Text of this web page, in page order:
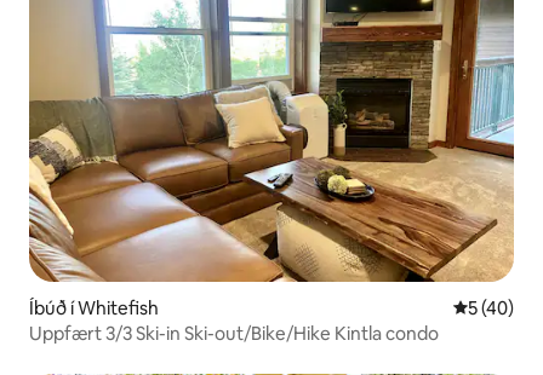
Íbúð í Whitefish 5 af 5 í
5 (40)
Uppfært 3/3 Ski-in Ski-out/Bike/Hike Kintla condo